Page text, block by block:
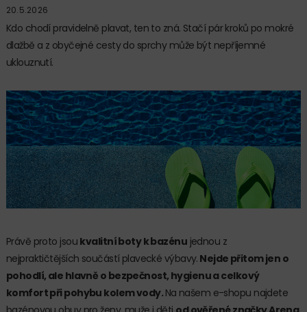
20.5.2026
Kdo chodí pravidelně plavat, ten to zná. Stačí pár kroků po mokré
dlažbě a z obyčejné cesty do sprchy může být nepříjemné
uklouznutí.
Právě proto jsou kvalitní boty k bazénu jednou z
nejpraktičtějších součástí plavecké výbavy. Nejde přitom jen o
pohodlí, ale hlavně o bezpečnost, hygienu a celkový
komfort při pohybu kolem vody. Na našem e-shopu najdete